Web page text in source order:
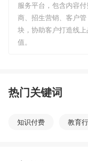
服务平台，包含内容
商、招生营销、客户
块，协助客户打造线
值。
热门关键词
知识付费 教育